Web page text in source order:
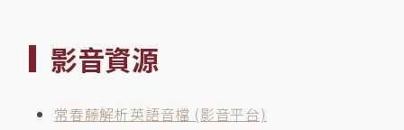
影音資源
常春藤解析英語音檔 (影音平台)